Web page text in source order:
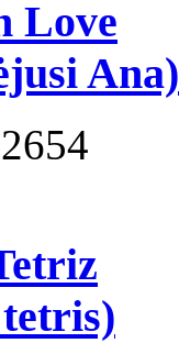
Love
Ana)